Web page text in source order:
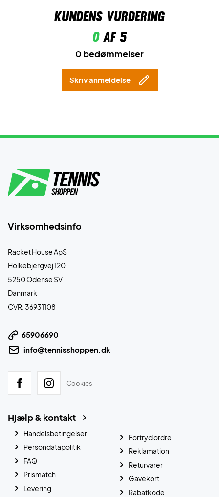
Kundens vurdering
0af 5
0 bedømmelser
Skriv anmeldelse
Virksomhedsinfo
Racket House ApS
Holkebjergvej 120
5250 Odense SV
Danmark
CVR: 36931108
65906690
info@tennisshoppen.dk
Cookies
Hjælp & kontakt
Handelsbetingelser
Persondatapolitik
FAQ
Prismatch
Levering
Fortryd ordre
Reklamation
Returvarer
Gavekort
Rabatkode